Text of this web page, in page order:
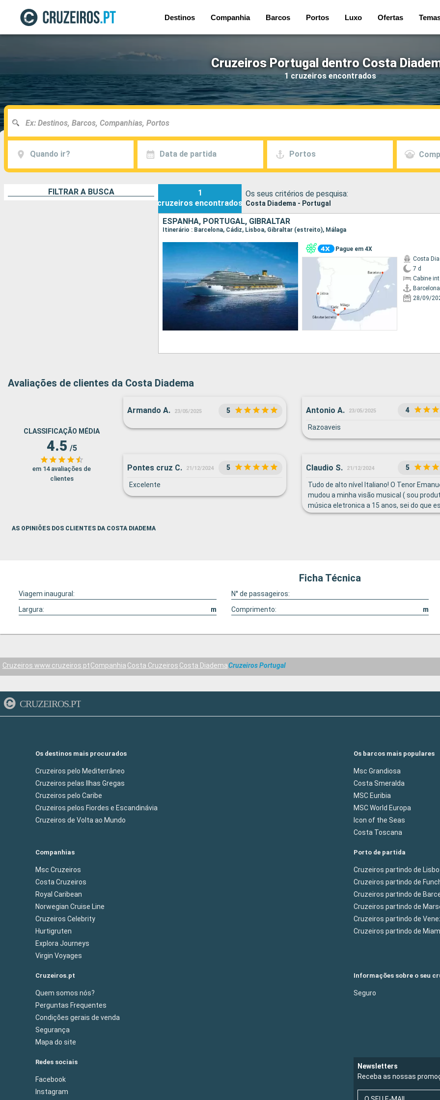
Destinos Companhia Barcos Portos Luxo Ofertas
Cruzeiros Portugal dentro Costa
1 cruzeiros encontrados
Quando ir? Data de partida Portos
FILTRAR A BUSCA
1
cruzeiros encontrados
Os seus critérios de pesquisa:
Costa Diadema - Portugal
ESPANHA, PORTUGAL, GIBRALTAR
Itinerário : Barcelona, Cádiz, Lisboa, Gibraltar (estreito), Málaga
Pague em 4X
Costa
7 d
Cabine
Barcelona
28/09/
Avaliações de clientes da Costa Diadema
CLASSIFICAÇÃO MÉDIA
4.5 /5
em 14 avaliações de
clientes
Armando A. 23/05/2025 5 Antonio A. 23/05/2025 4
Razoaveis
Pontes cruz C. 21/12/2024 5
Excelente
Claudio S. 21/12/2024 5
Tudo de alto nível Italiano! O Tenor
mudou a minha visão musical ( sou
música eletronica a 15 anos, sei do que
falando )
AS OPINIÕES DOS CLIENTES DA COSTA DIADEMA
Ficha Técnica
Viagem inaugural:
N° de passageiros:
Largura:
m Comprimento: m
Cruzeiros www.cruzeiros.ptCompanhia Costa Cruzeiros Costa DiademaCruzeiros Portugal
CRUZEIROS.PT
Os destinos mais procurados
Cruzeiros pelo Mediterrâneo
Cruzeiros pelas Ilhas Gregas
Cruzeiros pelo Caribe
Cruzeiros pelos Fiordes e Escandinávia
Cruzeiros de Volta ao Mundo
Os barcos mais populares
Msc Grandiosa
Costa Smeralda
MSC Euribia
MSC World Europa
Icon of the Seas
Costa Toscana
Companhias
Msc Cruzeiros
Costa Cruzeiros
Royal Caribean
Norwegian Cruise Line
Cruzeiros Celebrity
Hurtigruten
Explora Journeys
Virgin Voyages
Porto de partida
Cruzeiros partindo de
Cruzeiros partindo de
Cruzeiros partindo de
Cruzeiros partindo de
Cruzeiros partindo de
Cruzeiros partindo de Miam
Cruzeiros.pt
Quem somos nós?
Perguntas Frequentes
Condições gerais de venda
Segurança
Mapa do site
Informações sobre o seu
Seguro
Redes sociais
Facebook
Instagram
Newsletters
Receba as nossas